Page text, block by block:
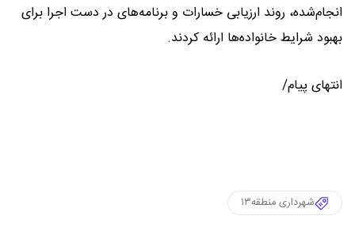
انجام‌شده، روند ارزیابی خسارات و برنامه‌های در دست اجرا برای
بهبود شرایط خانواده‌ها ارائه کردند.
انتهای پیام/
شهرداری منطقه۱۳